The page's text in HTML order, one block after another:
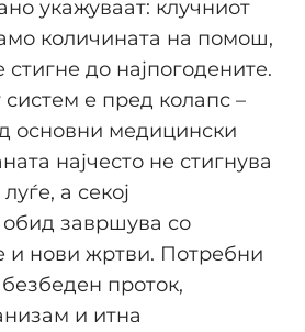
укажуваат: клучниот
количината на помош,
стигне до најпогодените.
е пред колапс –
основни медицински
најчесто не стигнува
а секој
завршува со
и нови жртви. Потребни
проток,
и итна